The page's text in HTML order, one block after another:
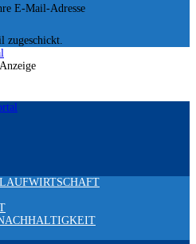
E-Mail-Adresse
zugeschickt.
Anzeige